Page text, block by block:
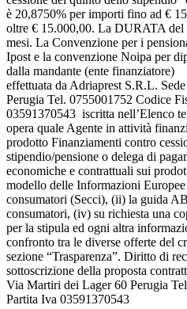
è 20,8750% per importi fino ad €
oltre € 15.000,00. La DURATA del
mesi. La Convenzione per i
Ipost e la convenzione Noipa per
dalla mandante (ente finanziatore)
effettuata da Adriaprest S.R.L.
Perugia Tel. 0755001752 Codice
03591370543 iscritta nell’Elenco
opera quale Agente in attività
prodotto Finanziamenti contro
stipendio/pensione o delega di
economiche e contrattuali sui
modello delle Informazioni
consumatori (Secci), (ii) la guida
consumatori, (iv) su richiesta una
per la stipula ed ogni altra
confronto tra le diverse offerte del
sezione “Trasparenza”. Diritto di
sottoscrizione della proposta
Via Martiri dei Lager 60 Perugia
Partita Iva 03591370543